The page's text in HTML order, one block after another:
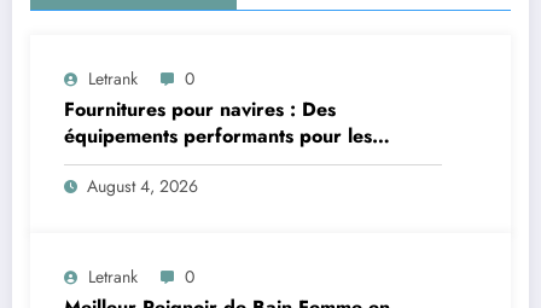
Letrank 0
Fournitures pour navires : Des
équipements performants pour les
applications maritimes
August 4, 2026
Letrank 0